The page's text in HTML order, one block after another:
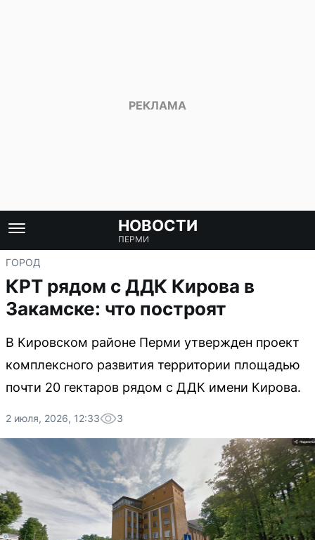
НОВОСТИ
ПЕРМИ
ГОРОД
КРТ рядом с ДДК Кирова в
Закамске: что построят
В Кировском районе Перми утвержден проект
комплексного развития территории площадью
почти 20 гектаров рядом с ДДК имени Кирова.
2 июля, 2026, 12:33 3